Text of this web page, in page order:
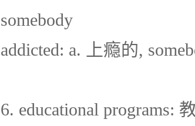
somebody
addicted: a. 上瘾的,
6. educational programs: